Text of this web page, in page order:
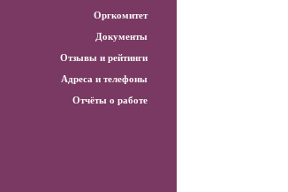
Оргкомитет
Документы
Отзывы и рейтинги
Адреса и телефоны
Отчёты о работе